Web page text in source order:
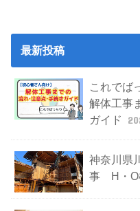
最新投稿
これでば
解体工事
ガイド
神奈川県
事 H・O